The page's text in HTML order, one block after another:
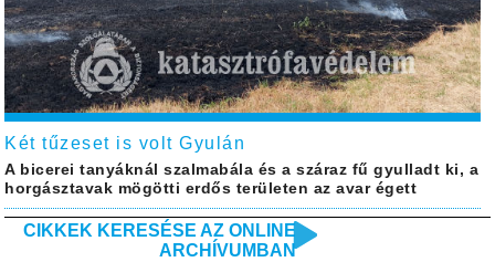
Két tűzeset is volt Gyulán
A bicerei tanyáknál szalmabála és a száraz fű gyulladt ki, a
horgásztavak mögötti erdős területen az avar égett
CIKKEK KERESÉSE AZ ONLINE
ARCHÍVUMBAN